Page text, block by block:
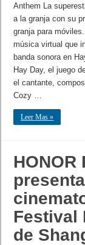
Anthem La
a la granja con su
granja para
música virtual que
banda sonora en
Hay Day, el juego
el cantante,
Cozy …
Leer Mas »
HONOR
Festival
de